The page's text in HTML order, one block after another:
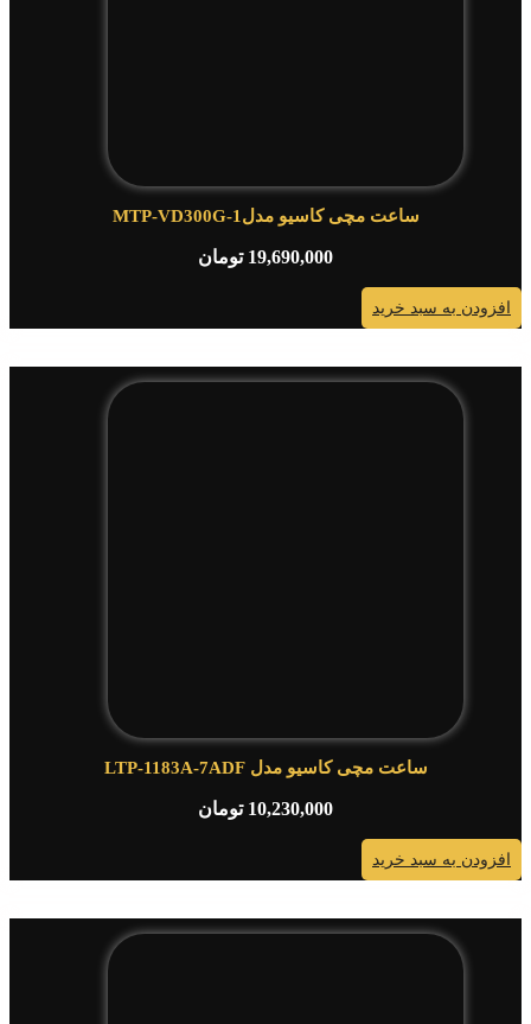
ساعت مچی کاسیو مدلMTP-VD300G-1
19,690,000 تومان
افزودن به سبد خرید
ساعت مچی کاسیو مدل LTP-1183A-7ADF
10,230,000 تومان
افزودن به سبد خرید